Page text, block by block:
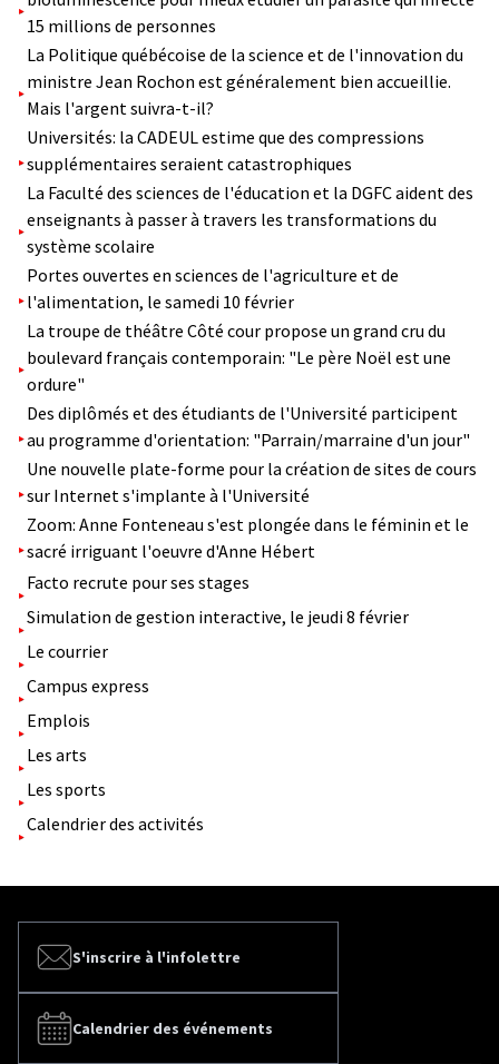
15 millions de personnes
La Politique québécoise de la science et de l'innovation du
ministre Jean Rochon est généralement bien accueillie.
Mais l'argent suivra-t-il?
Universités: la CADEUL estime que des compressions
supplémentaires seraient catastrophiques
La Faculté des sciences de l'éducation et la DGFC aident des
enseignants à passer à travers les transformations du
système scolaire
Portes ouvertes en sciences de l'agriculture et de
l'alimentation, le samedi 10 février
La troupe de théâtre Côté cour propose un grand cru du
boulevard français contemporain: "Le père Noël est une
ordure"
Des diplômés et des étudiants de l'Université participent
au programme d'orientation: "Parrain/marraine d'un jour"
Une nouvelle plate-forme pour la création de sites de cours
sur Internet s'implante à l'Université
Zoom: Anne Fonteneau s'est plongée dans le féminin et le
sacré irriguant l'oeuvre d'Anne Hébert
Facto recrute pour ses stages
Simulation de gestion interactive, le jeudi 8 février
Le courrier
Campus express
Emplois
Les arts
Les sports
Calendrier des activités
S'inscrire à l'infolettre
Calendrier des événements